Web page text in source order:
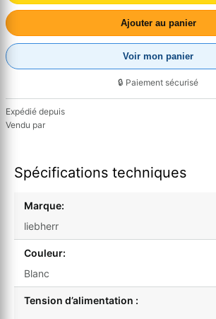
Ajouter au panier
Voir mon panier
🔒 Paiement sécurisé
Expédié depuis
Vendu par
Spécifications techniques
Marque:
liebherr
Couleur:
Blanc
Tension d’alimentation :